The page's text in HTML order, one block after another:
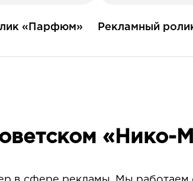
«Парфюм» Рекламный
«Нико-